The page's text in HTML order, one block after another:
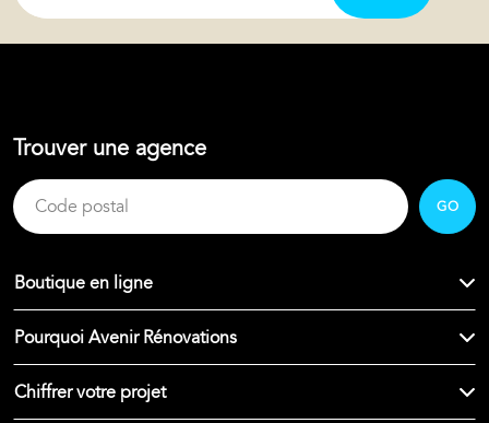
Trouver une agence
GO
Boutique en ligne
Pourquoi Avenir Rénovations
Chiffrer votre projet